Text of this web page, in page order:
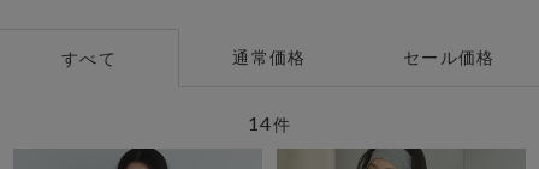
すべて 通常価格 セール価格
14件